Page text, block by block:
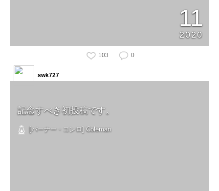
11
2020
103 0
記念すべき初投稿です。
[バーナー・コンロ] Coleman
swk727